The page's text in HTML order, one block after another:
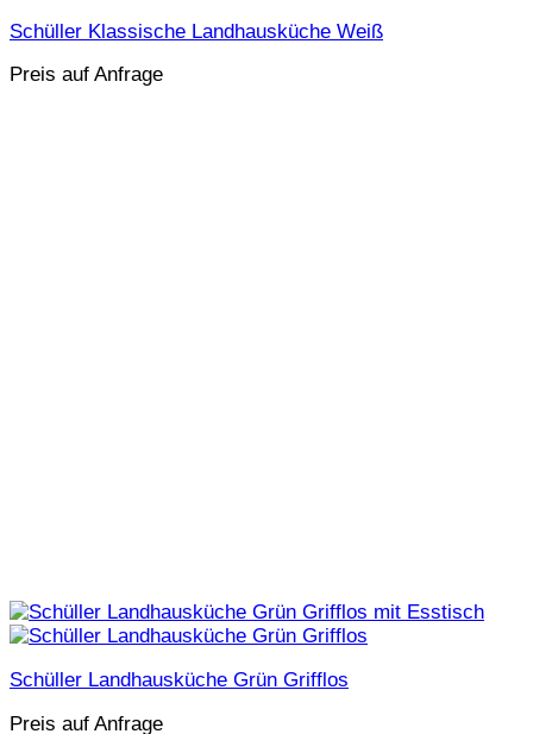
Schüller Klassische Landhausküche Weiß
Preis auf Anfrage
Schüller Landhausküche Grün Grifflos
Preis auf Anfrage